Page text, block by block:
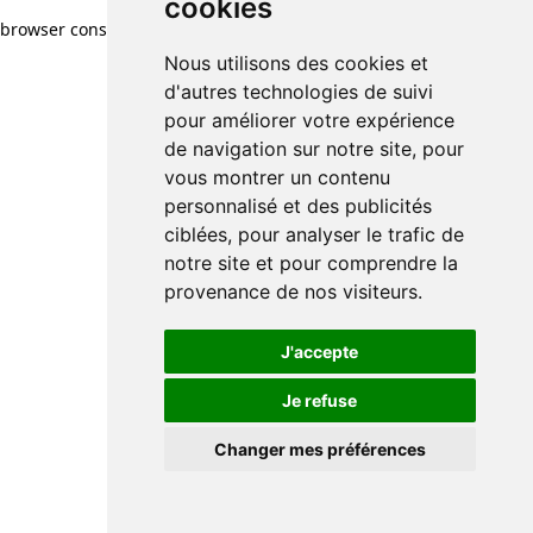
cookies
Nous utilisons des cookies et
d'autres technologies de suivi
pour améliorer votre expérience
de navigation sur notre site, pour
vous montrer un contenu
personnalisé et des publicités
ciblées, pour analyser le trafic de
notre site et pour comprendre la
provenance de nos visiteurs.
J'accepte
Je refuse
Changer mes préférences
browser console for more information)